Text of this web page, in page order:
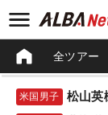
全ツアー
米国男子